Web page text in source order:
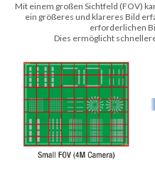
Mit einem großen Sichtfeld (FOV)
ein größeres und klareres Bild
erforderlichen
Dies ermöglicht